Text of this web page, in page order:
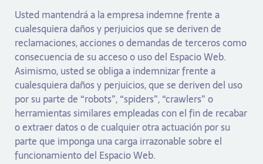
Usted mantendrá a la empresa indemne frente a
cualesquiera daños y perjuicios que se deriven de
reclamaciones, acciones o demandas de terceros como
consecuencia de su acceso o uso del Espacio Web.
Asimismo, usted se obliga a indemnizar frente a
cualesquiera daños y perjuicios, que se deriven del uso
por su parte de “robots”, “spiders”, “crawlers” o
herramientas similares empleadas con el fin de recabar
o extraer datos o de cualquier otra actuación por su
parte que imponga una carga irrazonable sobre el
funcionamiento del Espacio Web.